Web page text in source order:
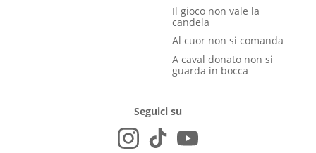
Il gioco non vale la
candela
Al cuor non si comanda
A caval donato non si
guarda in bocca
Seguici su